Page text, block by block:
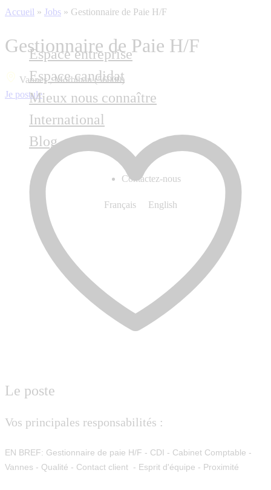
Espace entreprise
Espace candidat
Mieux nous connaître
International
Blog
Contactez-nous
Français English
Accueil » Jobs » Gestionnaire de Paie H/F
Gestionnaire de Paie H/F
Vannes , Morbihan (56000)
Je postule
Le poste
Vos principales responsabilités :
EN BREF: Gestionnaire de paie H/F - CDI - Cabinet Comptable -
Vannes - Qualité - Contact client - Esprit d'équipe - Proximité